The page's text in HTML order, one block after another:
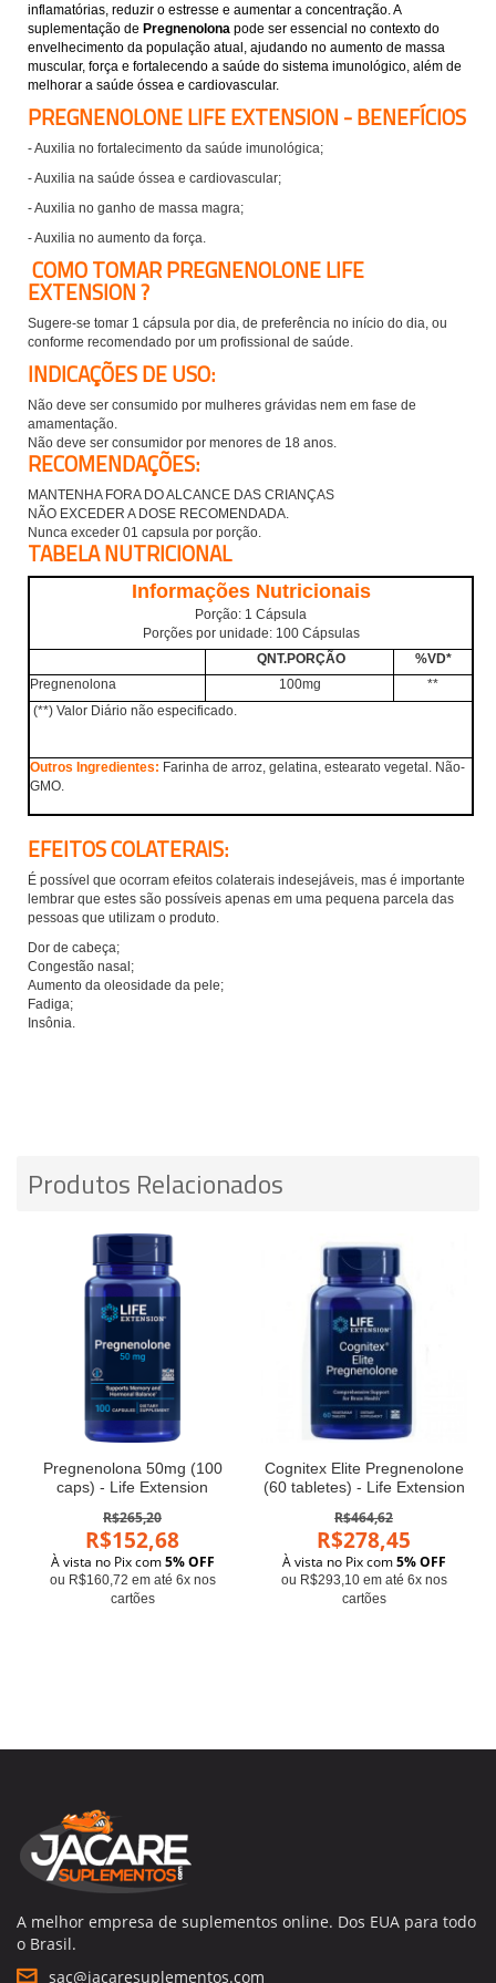
inflamatórias, reduzir o estresse e aumentar a concentração. A
suplementação de Pregnenolona pode ser essencial no contexto do
envelhecimento da população atual, ajudando no aumento de massa
muscular, força e fortalecendo a saúde do sistema imunológico, além de
melhorar a saúde óssea e cardiovascular.
PREGNENOLONE LIFE EXTENSION - BENEFÍCIOS
- Auxilia no fortalecimento da saúde imunológica;
- Auxilia na saúde óssea e cardiovascular;
- Auxilia no ganho de massa magra;
- Auxilia no aumento da força.
COMO TOMAR PREGNENOLONE LIFE
EXTENSION ?
Sugere-se tomar 1 cápsula por dia, de preferência no início do dia, ou
conforme recomendado por um profissional de saúde.
INDICAÇÕES DE USO:
Não deve ser consumido por mulheres grávidas nem em fase de
amamentação.
Não deve ser consumidor por menores de 18 anos.
RECOMENDAÇÕES:
MANTENHA FORA DO ALCANCE DAS CRIANÇAS
NÃO EXCEDER A DOSE RECOMENDADA.
Nunca exceder 01 capsula por porção.
TABELA NUTRICIONAL
Informações Nutricionais
Porção: 1 Cápsula
Porções por unidade: 100 Cápsulas
QNT.PORÇÃO
%VD*
Pregnenolona
100mg
**
(**) Valor Diário não especificado.
Outros Ingredientes: Farinha de arroz, gelatina, estearato vegetal. Não-
GMO.
EFEITOS COLATERAIS:
É possível que ocorram efeitos colaterais indesejáveis, mas é importante
lembrar que estes são possíveis apenas em uma pequena parcela das
pessoas que utilizam o produto.
Dor de cabeça;
Congestão nasal;
Aumento da oleosidade da pele;
Fadiga;
Insônia.
Produtos Relacionados
Pregnenolona 50mg (100
caps) - Life Extension
R$265,20
R$152,68
À vista no Pix com5% OFF
ou R$160,72 em até 6x nos
cartões
Cognitex Elite Pregnenolone
(60 tabletes) - Life Extension
R$464,62
R$278,45
À vista no Pix com5% OFF
ou R$293,10 em até 6x nos
cartões
A melhor empresa de suplementos online. Dos EUA para todo
o Brasil.
sac@jacaresuplementos.com